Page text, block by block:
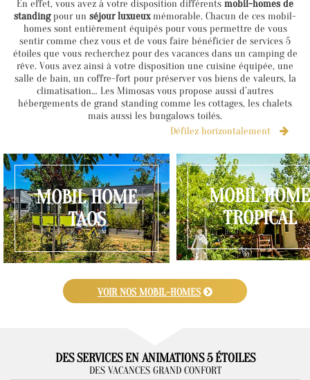
En effet, vous avez à votre disposition différents mobil-homes de
standingpour un séjour luxueuxmémorable. Chacun de ces mobil-
homes sont entièrement équipés pour vous permettre de vous
sentir comme chez vous et de vous faire bénéficier de services 5
étoiles que vous recherchez pour des vacances dans un camping de
rêve. Vous avez ainsi à votre disposition une cuisine équipée, une
salle de bain, un coffre-fort pour préserver vos biens de valeurs, la
climatisation… Les Mimosas vous propose aussi d’autres
hébergements de grand standing comme les cottages, les chalets
mais aussi les bungalows toilés.
Défilez horizontalement
MOBIL HOME
TAOS
MOBIL HOME
TROPICAL
VOIR NOS MOBIL-HOMES
DES SERVICES EN ANIMATIONS 5 ÉTOILES
DES VACANCES GRAND CONFORT